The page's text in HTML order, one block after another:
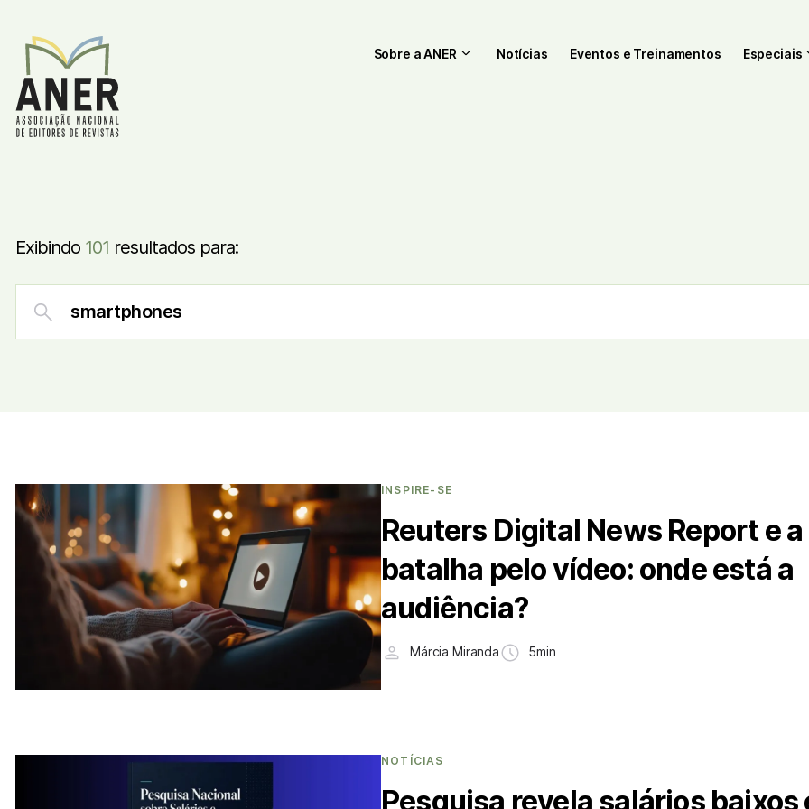
Sobre a ANER Notícias Eventos e Treinamentos Especiais
Exibindo 101 resultados para:
INSPIRE-SE
Reuters Digital News Report e a
batalha pelo vídeo: onde está a
audiência?
Márcia Miranda 5min
NOTÍCIAS
Pesquisa revela salários baixos